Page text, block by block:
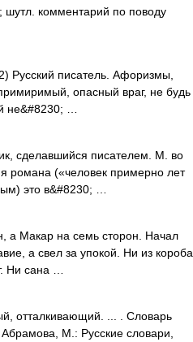
шутл. комментарий по поводу
Русский писатель. Афоризмы,
опасный враг, не будь
не&#8230; …
сделавшийся писателем. М. во
романа («человек примерно лет
это в&#8230; …
а Макар на семь сторон. Начал
а свел за упокой. Ни из короба,
Ни сана …
отталкивающий. ... . Словарь
М.: Русские словари,